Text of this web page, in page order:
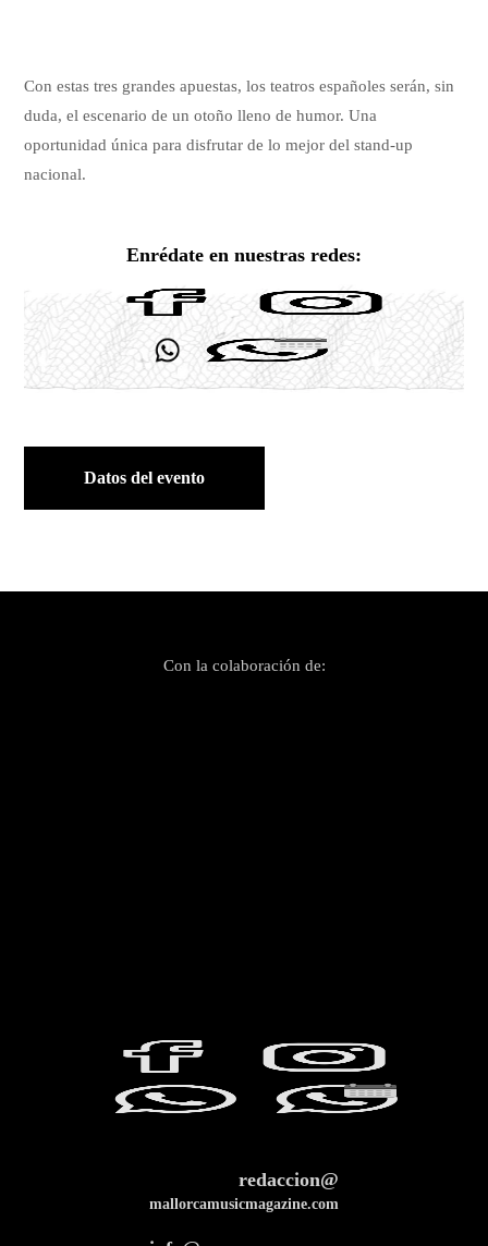
Con estas tres grandes apuestas, los teatros españoles serán, sin
duda, el escenario de un otoño lleno de humor. Una
oportunidad única para disfrutar de lo mejor del stand-up
nacional.
Enrédate en nuestras redes:
Datos del evento
Con la colaboración de:
redaccion@
mallorcamusicmagazine.com